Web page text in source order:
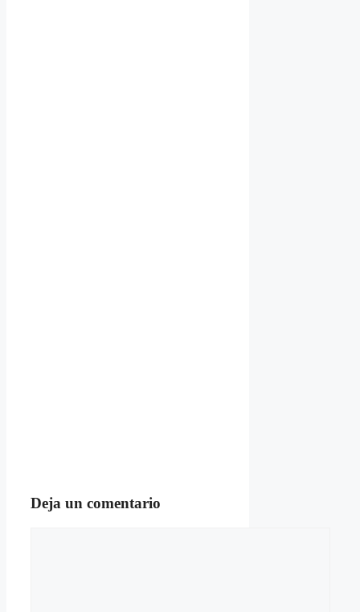
Deja un comentario